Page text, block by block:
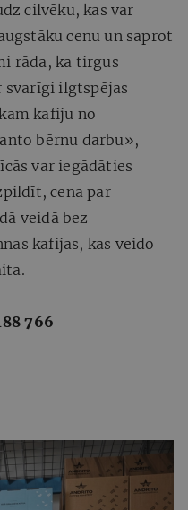
cilvēku, kas var
cenu un saprot
rāda, ka tirgus
svarīgi ilgtspējas
kafiju no
bērnu darbu»,
var iegādāties
cena par
veidā bez
kafijas, kas veido
766